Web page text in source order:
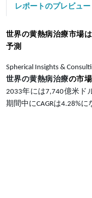
レポートのプレビュー
世界の黄熱病治療 市場は
予測
Spherical Insights &
世界の黄熱病治療の市場
2033年には7,740億米ド
期間中にCAGRは4.28%